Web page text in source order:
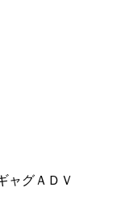
ャグＡＤＶ